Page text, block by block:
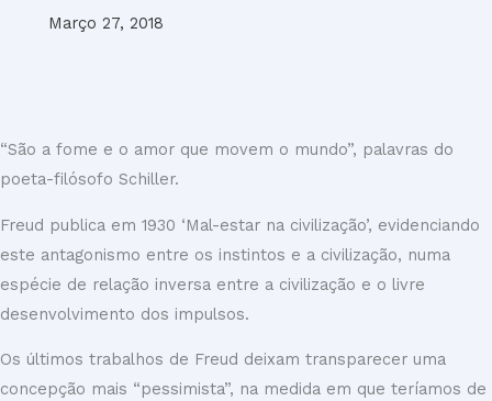
Março 27, 2018
“São a fome e o amor que movem o mundo”, palavras do
poeta-filósofo Schiller.
Freud publica em 1930 ‘Mal-estar na civilização’, evidenciando
este antagonismo entre os instintos e a civilização, numa
espécie de relação inversa entre a civilização e o livre
desenvolvimento dos impulsos.
Os últimos trabalhos de Freud deixam transparecer uma
concepção mais “pessimista”, na medida em que teríamos de